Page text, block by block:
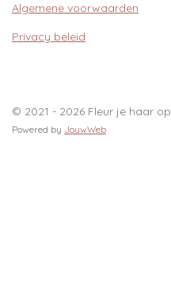
Algemene voorwaarden
Privacy beleid
© 2021 - 2026 Fleur je haar op
Powered by JouwWeb